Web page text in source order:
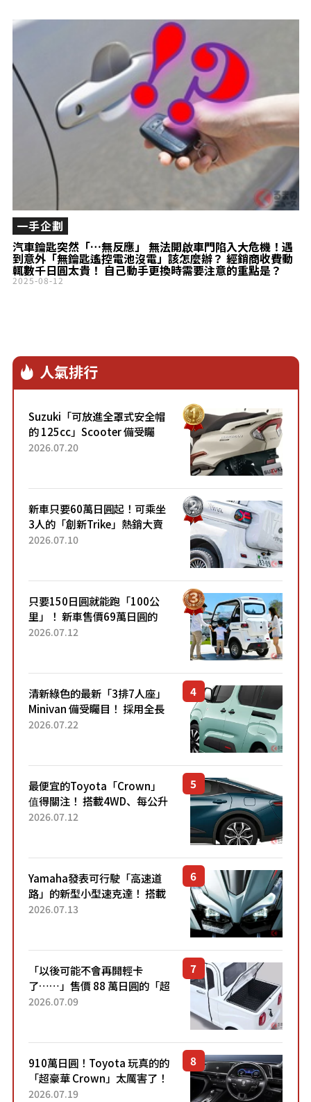
汽車鑰匙突然「…無反應」 無法開啟車門陷入大危機！遇
到意外「無鑰匙遙控電池沒電」該怎麼辦？ 經銷商收費動
輒數千日圓太貴！ 自己動手更換時需要注意的重點是？
一手企劃
2025-08-12
人氣排行
Suzuki「可放進全罩式安全帽
的 125cc」Scooter 備受矚
目！採用全新流線設計與各項
2026.07.20
新車只要60萬日圓起！可乘坐
3人的「創新Trike」熱銷大賣
成為人氣車款！「養車成本真
2026.07.10
只要150日圓就能跑「100公
里」！ 新車售價69萬日圓的
「3人座」Trike大受歡迎！ 順
2026.07.12
清新綠色的最新「3排7人座」
Minivan 備受矚目！ 採用全長
4.7公尺剛剛好的車身尺寸與
2026.07.22
最便宜的Toyota「Crown」
值得關注！ 搭載4WD、每公升
22.4公里低油耗表現超亮眼！
2026.07.12
Yamaha發表可行駛「高速道
路」的新型小型速克達！ 搭載
能享受超強勁「渦輪感」的動
2026.07.13
「以後可能不會再開輕卡
了……」售價 88 萬日圓的「超
迷你輕型貨車」引發兩極評
了！...
2026.07.09
910萬日圓！Toyota 玩真的的
「超豪華 Crown」太厲害了！
採用由「匠人技藝」打造的
2026.07.19